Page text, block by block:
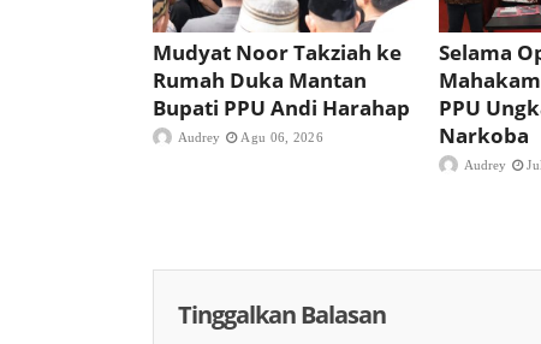
Mudyat Noor Takziah ke
Rumah Duka Mantan
Bupati PPU Andi Harahap
Audrey Agu 06, 2026
Selama
PPU
Narkoba
Audrey
Tinggalkan Balasan